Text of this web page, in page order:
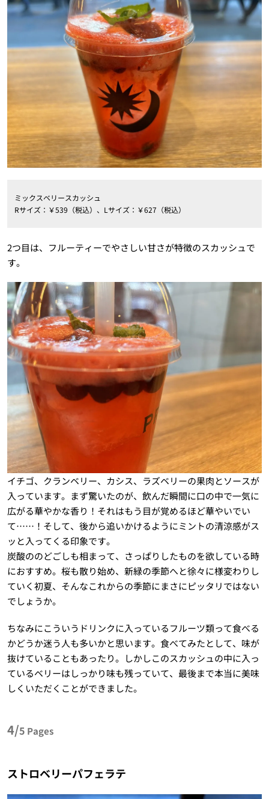
ミックスベリースカッシュ
Rサイズ：￥539（税込）、Lサイズ：￥627（税込）
2つ目は、フルーティーでやさしい甘さが特徴のスカッシュで
す。
イチゴ、クランベリー、カシス、ラズベリーの果肉とソースが
入っています。まず驚いたのが、飲んだ瞬間に口の中で一気に
広がる華やかな香り！それはもう目が覚めるほど華やいでい
て……！そして、後から追いかけるようにミントの清涼感がス
ッと入ってくる印象です。
炭酸ののどごしも相まって、さっぱりしたものを欲している時
におすすめ。桜も散り始め、新緑の季節へと徐々に様変わりし
ていく初夏、そんなこれからの季節にまさにピッタリではない
でしょうか。
ちなみにこういうドリンクに入っているフルーツ類って食べる
かどうか迷う人も多いかと思います。食べてみたとして、味が
抜けていることもあったり。しかしこのスカッシュの中に入っ
ているベリーはしっかり味も残っていて、最後まで本当に美味
しくいただくことができました。
4/5 Pages
ストロベリーパフェラテ